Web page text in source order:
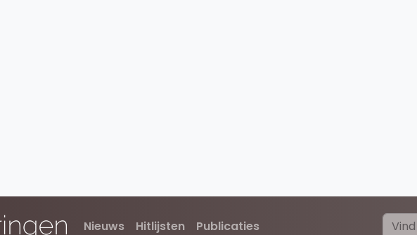
Nieuws Hitlijsten Publicaties